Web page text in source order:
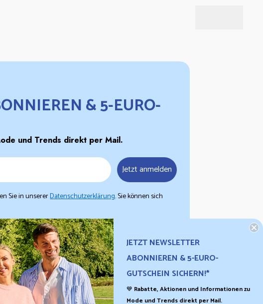
& 5-EURO-
und Trends direkt per Mail.
Jetzt anmelden
Sie in unsererDatenschutzerklärung. Sie können sich
und nicht mit anderen Rabatten oder Aktionen kombinierbar.
ist in allen Schuhpark-Filialen einlösbar.
JETZT NEWSLETTER
ABONNIEREN & 5-EURO-
GUTSCHEIN SICHERN!*
💙 Rabatte, Aktionen und Informationen zu
Mode und Trends direkt per Mail.